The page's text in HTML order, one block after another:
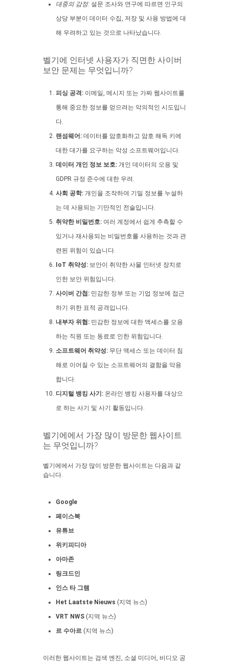
대중의 감정: 설문 조사와 연구에 따르면 인구의
상당 부분이 데이터 수집, 저장 및 사용 방법에 대
해 우려하고 있는 것으로 나타났습니다.
벨기에 인터넷 사용자가 직면한 사이버
보안 문제는 무엇입니까?
피싱 공격: 이메일, 메시지 또는 가짜 웹사이트를
통해 중요한 정보를 얻으려는 악의적인 시도입니
다.
랜섬웨어: 데이터를 암호화하고 암호 해독 키에
대한 대가를 요구하는 악성 소프트웨어입니다.
데이터 개인 정보 보호: 개인 데이터의 오용 및
GDPR 규정 준수에 대한 우려.
사회 공학: 개인을 조작하여 기밀 정보를 누설하
는 데 사용되는 기만적인 전술입니다.
취약한 비밀번호: 여러 계정에서 쉽게 추측할 수
있거나 재사용되는 비밀번호를 사용하는 것과 관
련된 위험이 있습니다.
IoT 취약성: 보안이 취약한 사물 인터넷 장치로
인한 보안 위험입니다.
사이버 간첩: 민감한 정부 또는 기업 정보에 접근
하기 위한 표적 공격입니다.
내부자 위협: 민감한 정보에 대한 액세스를 오용
하는 직원 또는 동료로 인한 위험입니다.
소프트웨어 취약성: 무단 액세스 또는 데이터 침
해로 이어질 수 있는 소프트웨어의 결함을 악용
합니다.
디지털 뱅킹 사기: 온라인 뱅킹 사용자를 대상으
로 하는 사기 및 사기 활동입니다.
벨기에에서 가장 많이 방문한 웹사이트
는 무엇입니까?
벨기에에서 가장 많이 방문한 웹사이트는 다음과 같
습니다.
Google
페이스북
유튜브
위키피디아
아마존
링크드인
인스 타 그램
Het Laatste Nieuws (지역 뉴스)
VRT NWS (지역 뉴스)
르 수아르 (지역 뉴스)
이러한 웹사이트는 검색 엔진, 소셜 미디어, 비디오 공